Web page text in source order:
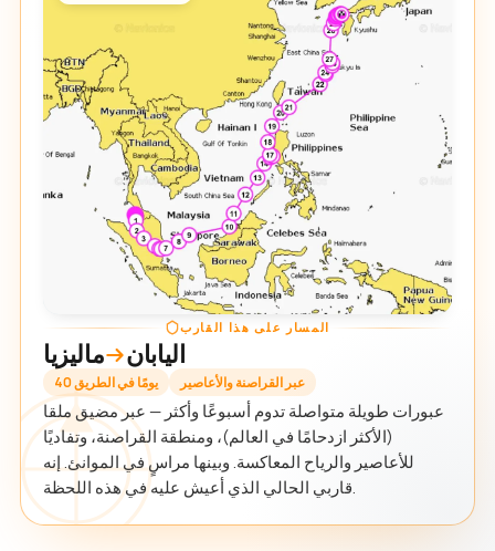
المسار على هذا القارب
ماليزيا اليابان
40 يومًا في الطريق عبر القراصنة والأعاصير
عبورات طويلة متواصلة تدوم أسبوعًا وأكثر — عبر مضيق ملقا
(الأكثر ازدحامًا في العالم)، ومنطقة القراصنة، وتفاديًا
للأعاصير والرياح المعاكسة. وبينها مراسٍ في الموانئ. إنه
قاربي الحالي الذي أعيش عليه في هذه اللحظة.